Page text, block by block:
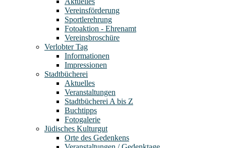
Vereinsförderung
Sportlerehrung
Fotoaktion - Ehrenamt
Vereinsbroschüre
Verlobter Tag
Informationen
Impressionen
Stadtbücherei
Aktuelles
Veranstaltungen
Stadtbücherei A bis Z
Buchtipps
Fotogalerie
Jüdisches Kulturgut
Orte des Gedenkens